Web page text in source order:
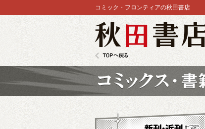
コミック・フロンティアの秋田書店